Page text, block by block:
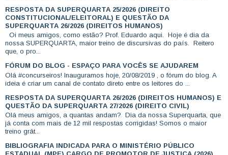
RESPOSTA DA SUPERQUARTA 25/2026 (DIREITO
CONSTITUCIONAL/ELEITORAL) E QUESTÃO DA
SUPERQUARTA 26/2026 (DIREITOS HUMANOS)
Oi meus amigos, como estão? Prof. Eduardo aqui. Hoje é dia da
nossa SUPERQUARTA, maior treino de discursivas do país. Reitero
que, o pro...
FÓRUM DO BLOG - ESPAÇO PARA VOCÊS SE AJUDAREM
Olá #concurseiros! Inauguramos hoje, 20/08/2019 , o fórum do blog. A
ideia é criar um canal de contato direto entre os leitores do ...
RESPOSTA DA SUPERQUARTA 26/2026 (DIREITOS HUMANOS) E
QUESTÃO DA SUPERQUARTA 27/2026 (DIREITO CIVIL)
Olá meus amigos, a quantas andam? Dia da nossa Superquarta, que
já conta com mais de 12 mil respostas corrigidas! Somos o maior
treino grát...
BIBLIOGRAFIA INDICADA PARA O MINISTÉRIO PÚBLICO